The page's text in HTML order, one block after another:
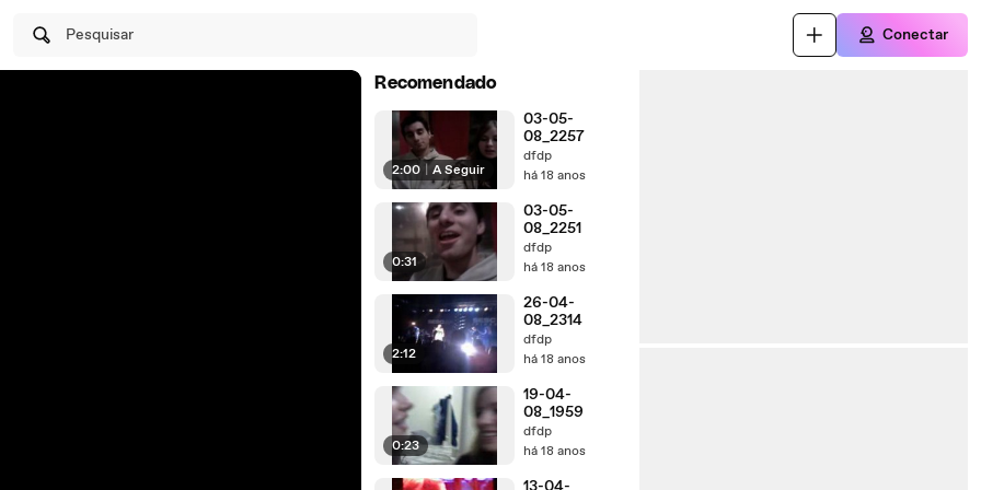
Pesquisar Conectar
Recomendado
2:00 A Seguir
03-05-
08_2257
dfdp
há 18 anos
0:31
03-05-
08_2251
dfdp
há 18 anos
2:12
26-04-
08_2314
dfdp
há 18 anos
0:23
19-04-
08_1959
dfdp
há 18 anos